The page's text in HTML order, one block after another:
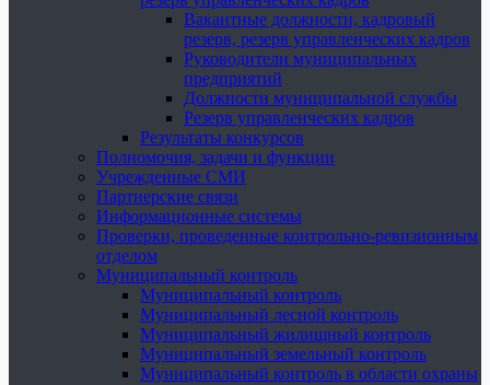
Вакантные должности, кадровый
резерв, резерв управленческих кадров
Руководители муниципальных
предприятий
Должности муниципальной службы
Резерв управленческих кадров
Результаты конкурсов
Полномочия, задачи и функции
Учрежденные СМИ
Партнерские связи
Информационные системы
Проверки, проведенные контрольно-ревизионным
отделом
Муниципальный контроль
Муниципальный контроль
Муниципальный лесной контроль
Муниципальный жилищный контроль
Муниципальный земельный контроль
Муниципальный контроль в области охраны